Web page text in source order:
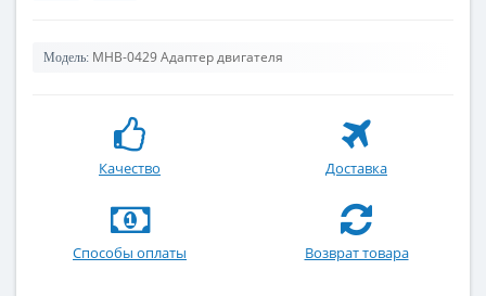
Модель: MHB-0429 Адаптер двигателя
Качество Доставка
Способы оплаты Возврат товара